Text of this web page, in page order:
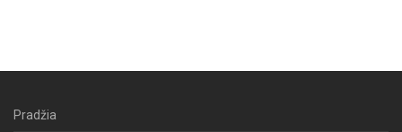
Pradžia